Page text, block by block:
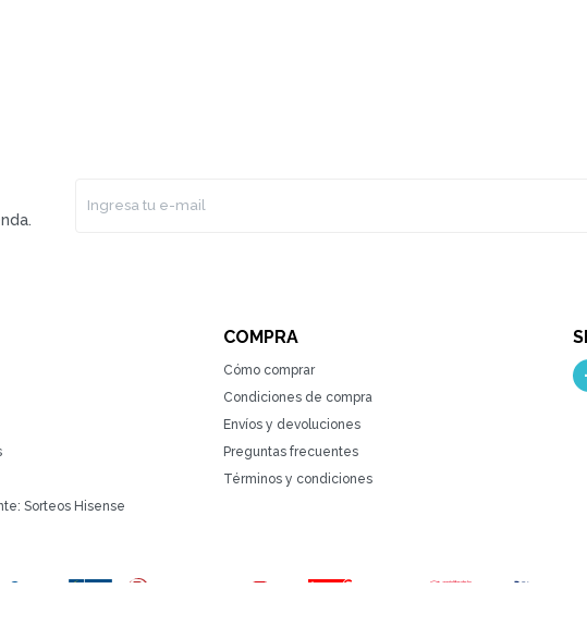
Sorteos Hisense
COMPRA
Cómo comprar
Condiciones de compra
Envíos y devoluciones
Preguntas frecuentes
Términos y condiciones